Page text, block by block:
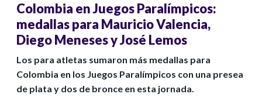
Colombia en Juegos Paralímpicos:
medallas para Mauricio Valencia,
Diego Meneses y José Lemos
Los para atletas sumaron más medallas para
Colombia en los Juegos Paralímpicos con una presea
de plata y dos de bronce en esta jornada.